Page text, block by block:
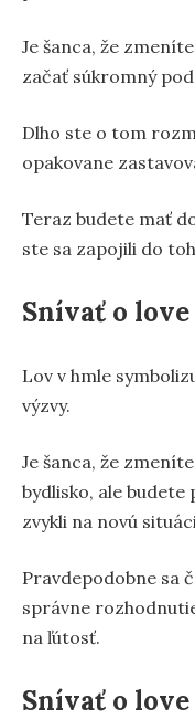
Je šanca, že
začať súkromný
Dlho ste o tom
opakovane
Teraz budete mať
ste sa zapojili do
Snívať o
Lov v hmle
výzvy.
Je šanca, že
bydlisko, ale budete
zvykli na novú
Pravdepodobne sa
správne
na ľútosť.
Snívať o